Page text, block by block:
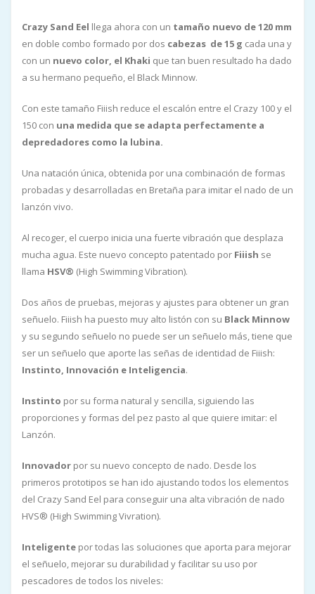
Crazy Sand Eel llega ahora con un tamaño nuevo de 120 mm
en doble combo formado por dos cabezas de 15 g cada una y
con un nuevo color, el Khaki que tan buen resultado ha dado
a su hermano pequeño, el Black Minnow.
Con este tamaño Fiiish reduce el escalón entre el Crazy 100 y el
150 con una medida que se adapta perfectamente a
depredadores como la lubina.
Una natación única, obtenida por una combinación de formas
probadas y desarrolladas en Bretaña para imitar el nado de un
lanzón vivo.
Al recoger, el cuerpo inicia una fuerte vibración que desplaza
mucha agua. Este nuevo concepto patentado por Fiiish se
llama HSV® (High Swimming Vibration).
Dos años de pruebas, mejoras y ajustes para obtener un gran
señuelo. Fiiish ha puesto muy alto listón con su Black Minnow
y su segundo señuelo no puede ser un señuelo más, tiene que
ser un señuelo que aporte las señas de identidad de Fiiish:
Instinto, Innovación e Inteligencia.
Instinto por su forma natural y sencilla, siguiendo las
proporciones y formas del pez pasto al que quiere imitar: el
Lanzón.
Innovador por su nuevo concepto de nado. Desde los
primeros prototipos se han ido ajustando todos los elementos
del Crazy Sand Eel para conseguir una alta vibración de nado
HVS® (High Swimming Vivration).
Inteligente por todas las soluciones que aporta para mejorar
el señuelo, mejorar su durabilidad y facilitar su uso por
pescadores de todos los niveles: